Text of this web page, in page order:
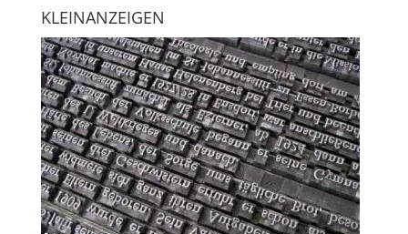
KLEINANZEIGEN